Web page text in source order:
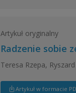
Artykuł oryginalny
Radzenie sobie
Teresa Rzepa,
Artykuł w formacie